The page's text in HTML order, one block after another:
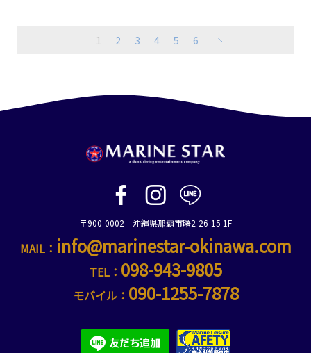
1 2 3 4 5 6
〒900-0002 沖縄県那覇市曙2-26-15 1F
MAIL： info@marinestar-okinawa.com
TEL： 098-943-9805
モバイル： 090-1255-7878